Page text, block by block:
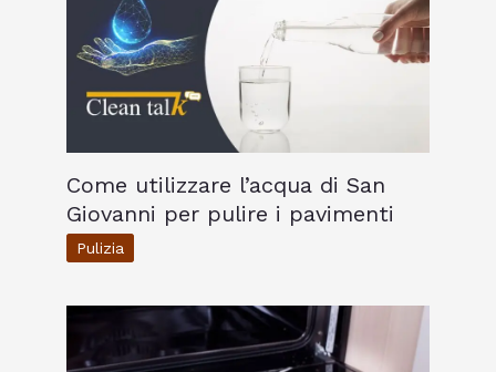
Come utilizzare l’acqua di San
Giovanni per pulire i pavimenti
Pulizia